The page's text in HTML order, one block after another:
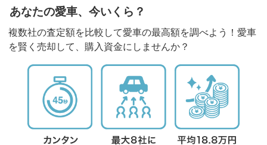
あなたの愛車、今いくら？
複数社の査定額を比較して愛車の最高額を調べよう！愛車
を賢く売却して、購入資金にしませんか？